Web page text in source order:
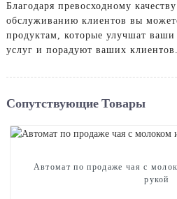
Благодаря превосходному
обслуживанию клиентов вы
продуктам, которые улучшат
услуг и порадуют ваших клиентов.
Сопутствующие Товары
Автомат по продаже чая с
рукой